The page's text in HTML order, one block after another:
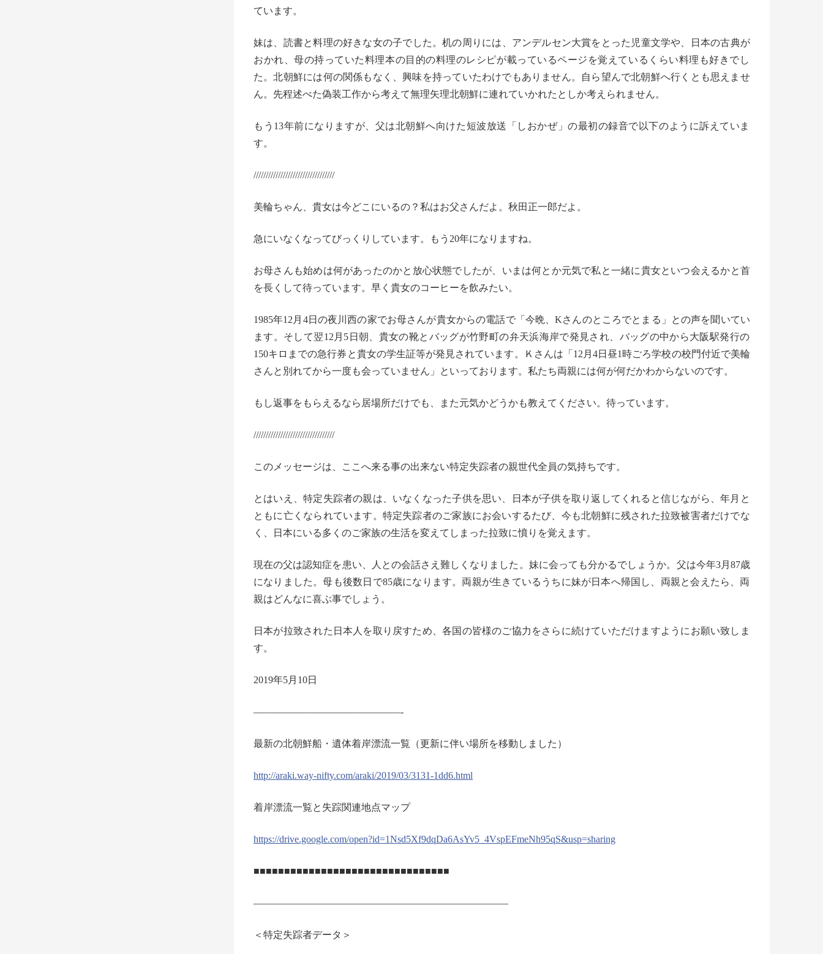
ています。
妹は、読書と料理の好きな女の子でした。机の周りには、 アンデルセン大賞をとった児童文学や、日本の古典が
おかれ、母の持っていた料理本の目的の料理のレシピが載っているページを覚えているくらい料理も好きでし
た。北朝鮮には何の関係もなく、興味を持っていたわけでもありません。
自ら望んで北朝鮮へ行くとも思えませ
ん。 先程述べた偽装工作から考えて無理矢理北朝鮮に連れていかれたと しか考えられません。
もう13年前になりますが、父は北朝鮮へ向けた短波放送「 しおかぜ」の最初の録音で以下のように訴えていま
す。
/////////////////////////////////
美輪ちゃん、貴女は今どこにいるの？私はお父さんだよ。 秋田正一郎だよ。
急にいなくなってびっくりしています。もう20年になりますね。
お母さんも始めは何があったのかと放心状態でしたが、 いまは何とか元気で私と一緒に貴女といつ会えるかと首
を長くして待っています。早く貴女のコーヒーを飲みたい。
1985年12月4日の夜川西の家でお母さんが貴女からの電話で「今晩、Kさんのところでとまる」との声を聞いてい
ます。 そして翌12月5日朝、 貴女の靴とバッグが竹野町の弁天浜海岸で発見され、 バッグの中から大阪駅発行の
150キロまでの急行券と貴女の学生証等が発見されています。Ｋさんは「 12月4日昼1時ごろ学校の校門付近で美輪
さんと別れてから一度も会っていません」といっております。 私たち両親には何が何だかわからないのです。
もし返事をもらえるなら居場所だけでも、 また元気かどうかも教えてください。待っています。
/////////////////////////////////
このメッセージは、 ここへ来る事の出来ない特定失踪者の親世代全員の気持ちです。
とはいえ、特定失踪者の親は、いなくなった子供を思い、 日本が子供を取り返してくれると信じながら、年月と
ともに亡くなられています。 特定失踪者のご家族にお会いするたび、 今も北朝鮮に残された拉致被害者だけでな
く、
日本にいる多くのご家族の生活を変えてしまった拉致に憤りを覚え ます。
現在の父は認知症を患い、人との会話さえ難しくなりました。 妹に会っても分かるでしょうか。 父は今年3月87歳
になりました。母も後数日で85歳になります。 両親が生きているうちに妹が日本へ帰国し、両親と会えたら、 両
親はどんなに喜ぶ事でしょう。
日本が拉致された日本人を取り戻すため、各国の皆様のご協力をさらに続けていただけますようにお願い致し ま
す。
2019年5月10日
———————————————-
最新の北朝鮮船・遺体着岸漂流一覧（更新に伴い場所を移動しました）
http://araki.way-nifty.com/araki/2019/03/3131-1dd6.html
着岸漂流一覧と失踪関連地点マップ
https://drive.google.com/open?id=1Nsd5Xf9dqDa6AsYv5_ 4VspEFmeNh95qS&usp=sharing
■■■■■■■■■■■■■■■■■■■■■■■■■■■■■■■■
――――――――――――――――――――――――――
＜特定失踪者データ＞